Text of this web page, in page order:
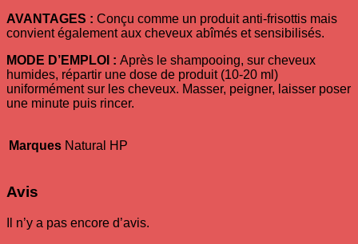
AVANTAGES : Conçu comme un produit anti-frisottis mais
convient également aux cheveux abîmés et sensibilisés.
MODE D’EMPLOI : Après le shampooing, sur cheveux
humides, répartir une dose de produit (10-20 ml)
uniformément sur les cheveux. Masser, peigner, laisser poser
une minute puis rincer.
Marques Natural HP
Avis
Il n’y a pas encore d’avis.